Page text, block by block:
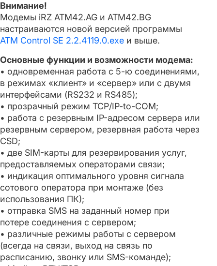
Внимание!
Модемы iRZ ATM42.AG и ATM42.BG
настраиваются новой версией программы
ATM Control SE 2.2.4119.0.exe и выше.
Основные функции и возможности модема:
• одновременная работа с 5-ю соединениями,
в режимах «клиент» и «сервер» или с двумя
интерфейсами (RS232 и RS485);
• прозрачный режим TCP/IP-to-COM;
• работа с резервным IP-адресом сервера или
резервным сервером, резервная работа через
CSD;
• две SIM-карты для резервирования услуг,
предоставляемых операторами связи;
• индикация оптимального уровня сигнала
сотового оператора при монтаже (без
использования ПК);
• отправка SMS на заданный номер при
потере соединения с сервером;
• различные режимы работы с сервером
(всегда на связи, выход на связь по
расписанию, звонку или SMS-команде);